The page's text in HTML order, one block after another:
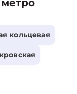
кольцевая